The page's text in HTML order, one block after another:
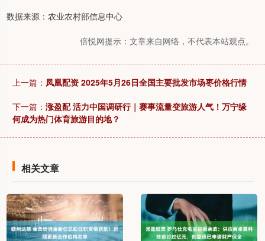
数据来源：农业农村部信息中心
倍悦网提示：文章来自网络，不代表本站观点。
上一篇： 凤凰配资 2025年5月26日全国主要批发市场枣价格行情
下一篇： 涨盈配 活力中国调研行｜赛事流量变旅游人气！万宁缘
何成为热门体育旅游目的地？
相关文章